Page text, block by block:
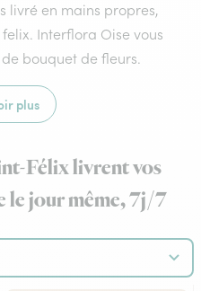
livré en mains propres,
Interflora Oise vous
bouquet de fleurs.
plus
Félix livrent vos
le jour même, 7j/7